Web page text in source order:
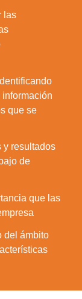
las
que se
y resultados
de
que las
del ámbito